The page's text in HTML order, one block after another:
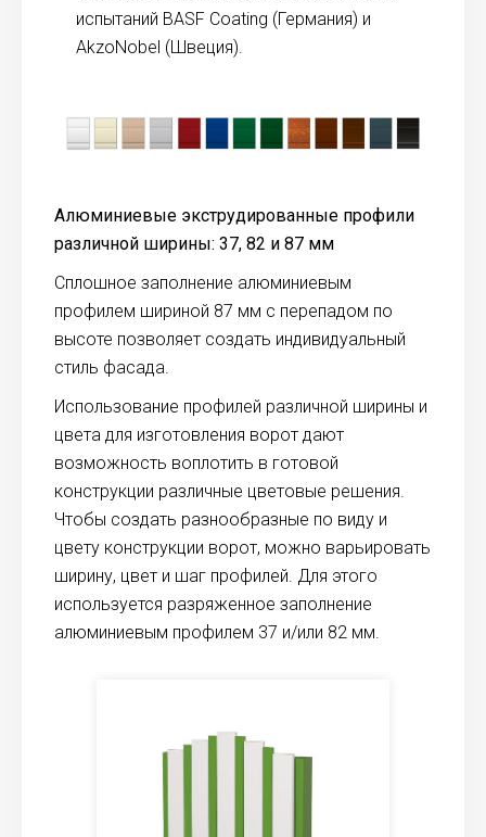
испытаний BASF Coating (Германия) и
AkzoNobel (Швеция).
Алюминиевые экструдированные профили
различной ширины: 37, 82 и 87 мм
Сплошное заполнение алюминиевым
профилем шириной 87 мм с перепадом по
высоте позволяет создать индивидуальный
стиль фасада.
Использование профилей различной ширины и
цвета для изготовления ворот дают
возможность воплотить в готовой
конструкции различные цветовые решения.
Чтобы создать разнообразные по виду и
цвету конструкции ворот, можно варьировать
ширину, цвет и шаг профилей. Для этого
используется разряженное заполнение
алюминиевым профилем 37 и/или 82 мм.